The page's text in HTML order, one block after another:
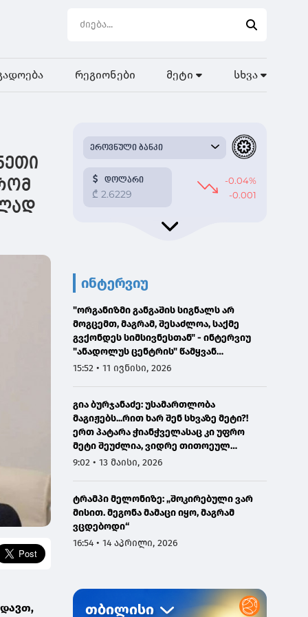
რეგიონები მეტი სხვა
ინტერვიუ
"ორგანიზმი განგაშის სიგნალს არ
მოგცემთ, მაგრამ, შესაძლოა, საქმე
გვქონდეს სიმსივნესთან" - ინტერვიუ
"ანადოლუს ცენტრის" წამყვან
ონკოლოგთან
15:52 • 11 ივნისი, 2026
გია ბურჯანაძე: უსამართლობა
მაგიჟებს...რით ხარ შენ სხვაზე მეტი?!
ერთ პატარა ჭიანჭველასაც კი უფრო
მეტი შეუძლია, ვიდრე თითოეულ
ჩვენგანს...
9:02 • 13 მაისი, 2026
ტრამპი მელონიზე: „შოკირებული ვარ
მისით. მეგონა მამაცი იყო, მაგრამ
ვცდებოდი“
16:54 • 14 აპრილი, 2026